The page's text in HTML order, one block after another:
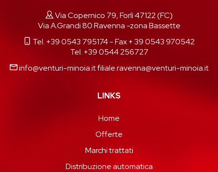
Via Copernico 79, Forlì 47122 (FC)
Via A.Grandi 80 Ravenna -zona Bassette
Tel. +39 0543 795174- Fax + 39 0543 970542
Tel. +39 0544 256727
info@venturi-minoia.itfiliale.ravenna@venturi-minoia.it
LINKS
Home
Offerte
Marchi trattati
Distribuzione automatica